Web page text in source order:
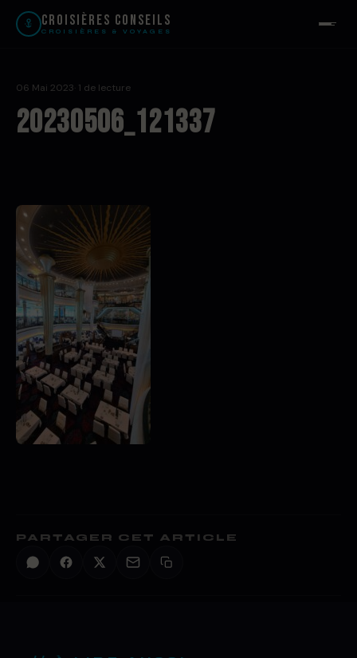
Croisières Conseils
CROISIÈRES & VOYAGES
06 Mai 2023 · 1 de lecture
20230506_121337
PARTAGER CET ARTICLE